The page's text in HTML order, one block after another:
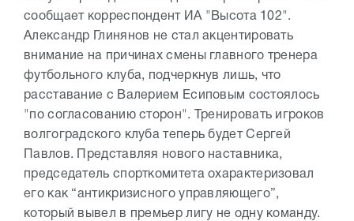
сообщает корреспондент ИА "Высота 102".
Александр Глинянов не стал акцентировать
внимание на причинах смены главного тренера
футбольного клуба, подчеркнув лишь, что
расставание с Валерием Есиповым состоялось
"по согласованию сторон". Тренировать игроков
волгоградского клуба теперь будет Сергей
Павлов. Представляя нового наставника,
председатель спорткомитета охарактеризовал
его как “антикризисного управляющего”,
который вывел в премьер лигу не одну команду.